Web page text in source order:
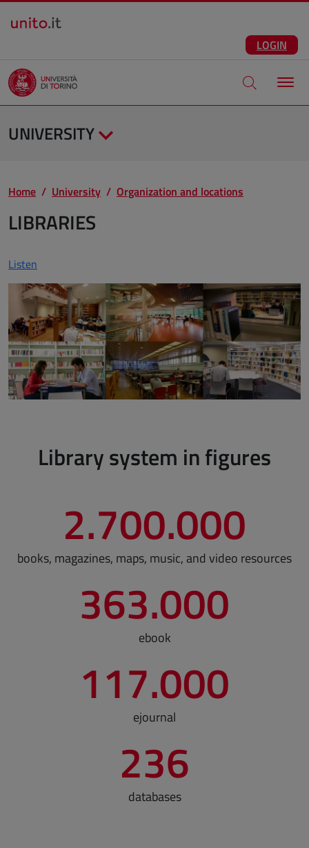
Salta al contenuto principale
LOGIN
Apri modale
UNIVERSITY
Home University Organization and locations
LIBRARIES
Listen
Library system in figures
2.700.000
books, magazines, maps, music, and video resources
363.000
ebook
117.000
ejournal
236
databases